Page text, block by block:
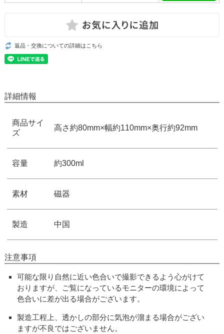
返品・交換についての詳細はこちら
詳細情報
商品サイ
ズ
高さ約80mm×幅約110mm×奥行約92mm
容量 約300ml
素材 磁器
製造 中国
注意事項
可能な限り自然に近い色合いで撮影できるよう心がけて
おりますが、ご覧になっているモニターの環境によって
色合いに差が出る場合がございます。
製造工程上、透かしの部分に気泡が溜まる場合がござい
ますが不良ではございません。